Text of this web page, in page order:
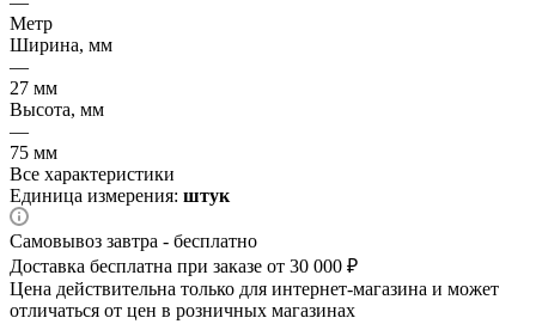
Метр
Ширина, мм
—
27 мм
Высота, мм
—
75 мм
Все характеристики
Единица измерения: штук
Самовывоз завтра - бесплатно
Доставка бесплатна при заказе от 30 000 ₽
Цена действительна только для интернет-магазина и может
отличаться от цен в розничных магазинах